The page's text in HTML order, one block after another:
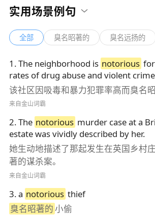
实用场景例句
全部 臭名昭著的 臭名远扬的
1 .The neighborhood is notorious
rates of drug abuse and violent
该社区因吸毒和暴力犯罪率高而臭名昭
来自金山词霸
2.The notorious murder case at a
estate was vividly described by her.
她生动地描述了那起发生在英国乡村
著的谋杀案。
来自金山词霸
3.a notorious thief
臭名昭著的小偷